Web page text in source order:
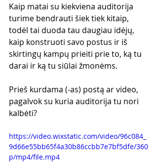
Kaip matai su kiekviena auditorija
turime bendrauti šiek tiek kitaip,
todėl tai duoda tau daugiau idėjų,
kaip konstruoti savo postus ir iš
skirtingų kampų prieiti prie to, ką tu
darai ir ką tu siūlai žmonėms.
Prieš kurdama (-as) postą ar video,
pagalvok su kuria auditorija tu nori
kalbėti?
https://video.wixstatic.com/video/96c084_
9d66e55bb65f4a30b86ccbb7e7bf5dfe/360
p/mp4/file.mp4